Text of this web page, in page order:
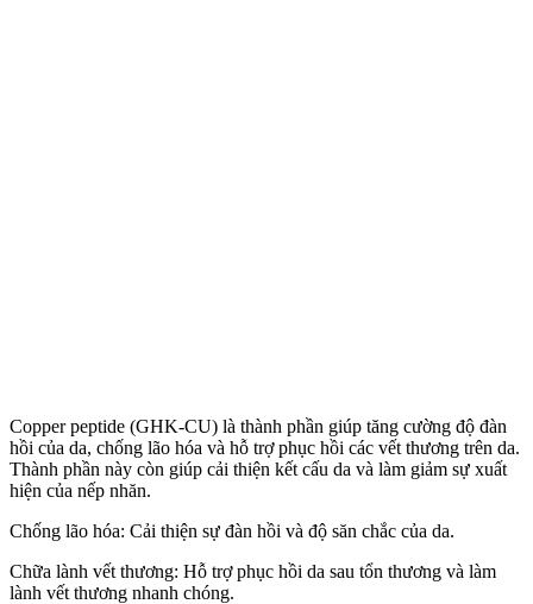
Copper peptide (GHK-CU) là thành phần giúp tăng cường độ đàn
hồi của da, chống lão hóa và hỗ trợ phục hồi các vết thương trên da.
Thành phần này còn giúp cải thiện kết cấu da và làm giảm sự xuất
hiện của nếp nhăn.
Chống lão hóa: Cải thiện sự đàn hồi và độ săn chắc của da.
Chữa lành vết thương: Hỗ trợ phục hồi da sau tổn thương và làm
lành vết thương nhanh chóng.